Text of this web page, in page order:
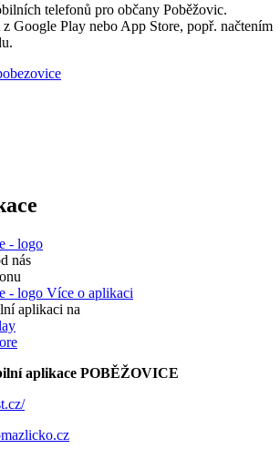
telefonů pro občany Poběžovic.
Google Play nebo App Store, popř. načtením
nás
Více o aplikaci
aplikaci na
aplikace POBĚŽOVICE